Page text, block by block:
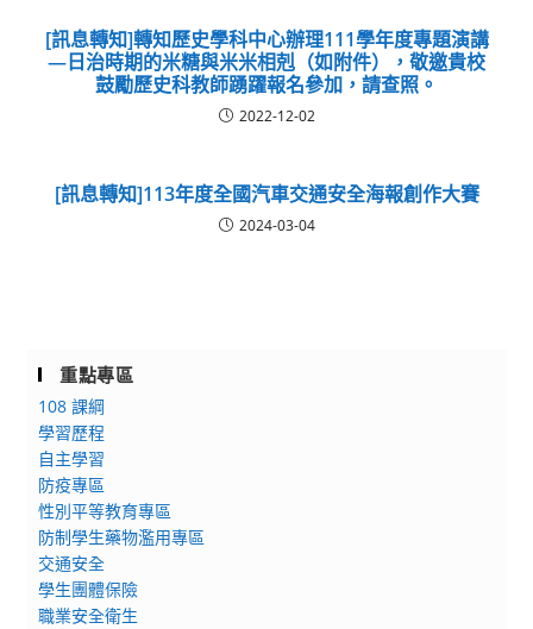
[訊息轉知]轉知歷史學科中心辦理111學年度專題演講
—日治時期的米糖與米米相剋（如附件），敬邀貴校
鼓勵歷史科教師踴躍報名參加，請查照。
2022-12-02
[訊息轉知]113年度全國汽車交通安全海報創作大賽
2024-03-04
重點專區
108 課綱
學習歷程
自主學習
防疫專區
性別平等教育專區
防制學生藥物濫用專區
交通安全
學生團體保險
職業安全衛生